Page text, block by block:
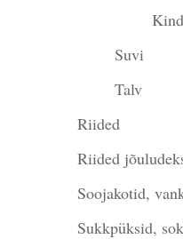
Suvi
Talv
Riided
Riided
Soojakotid,
Sukkpüksid,